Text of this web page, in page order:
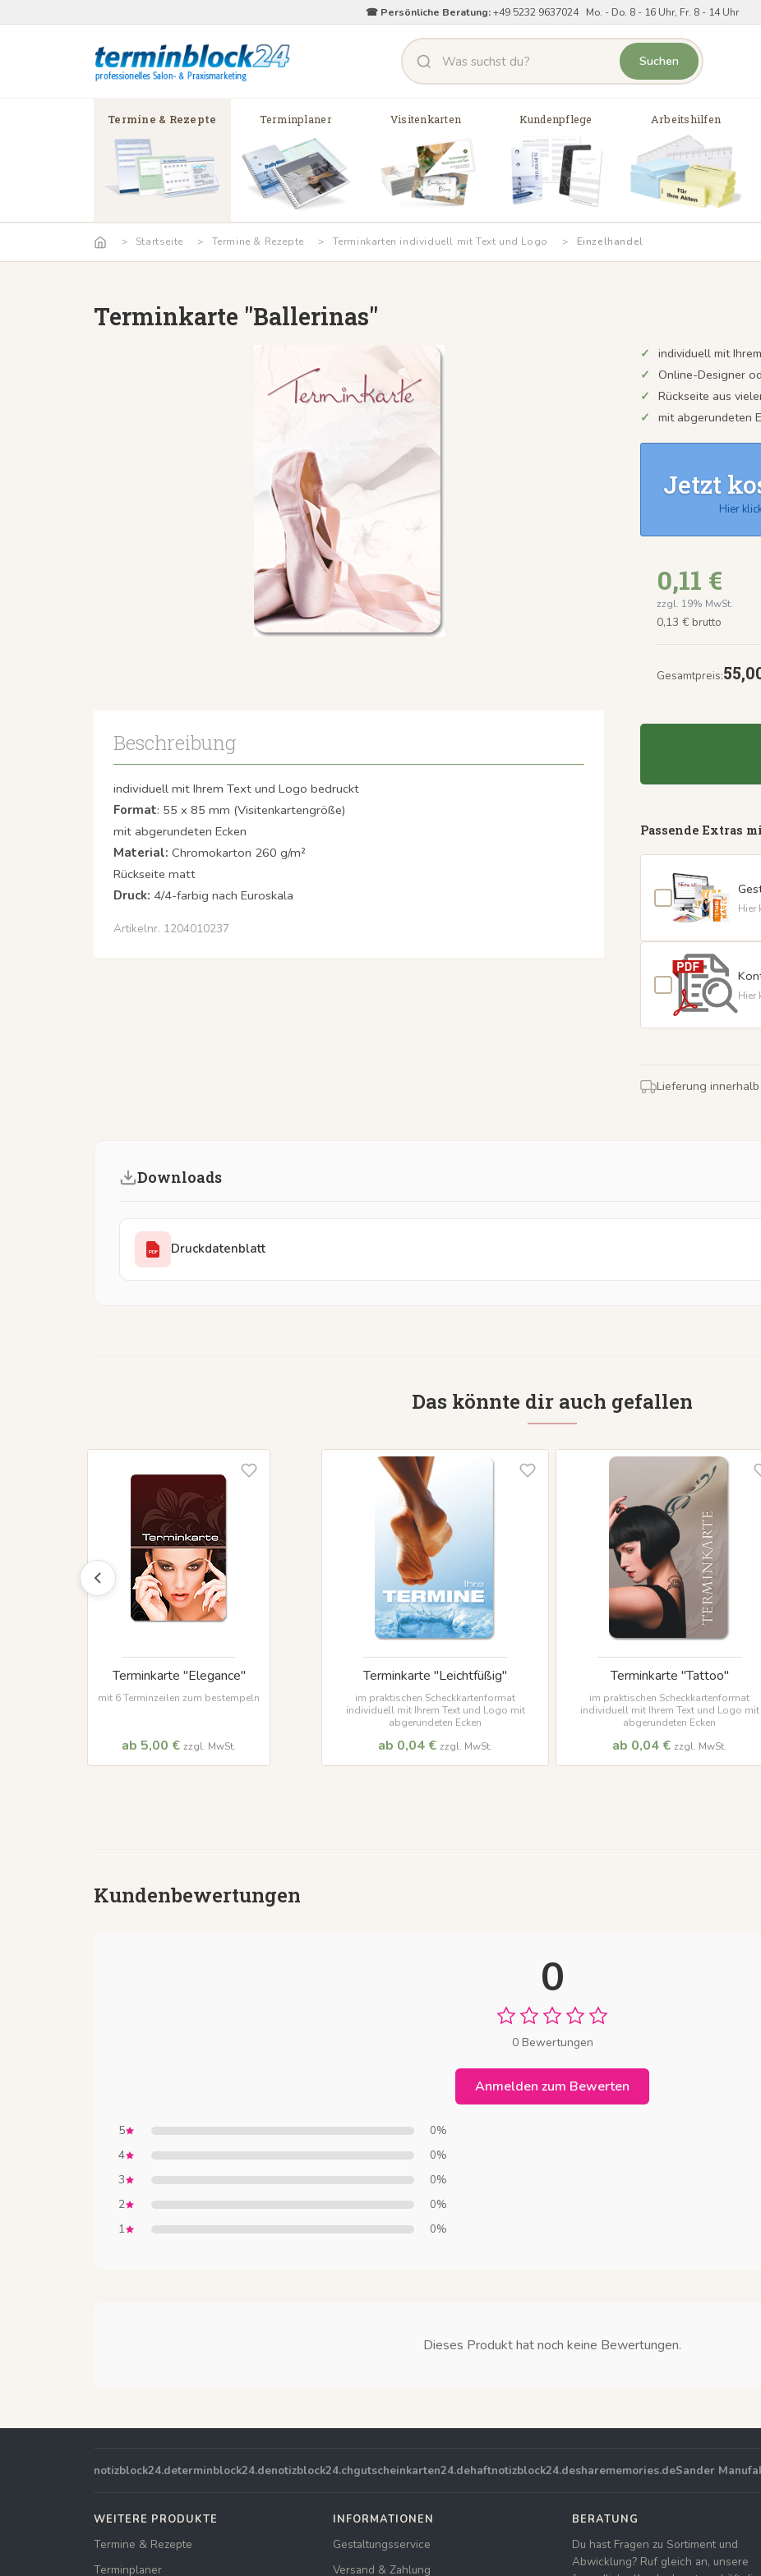
☎ Persönliche Beratung:+49 5232 9637024 Mo. - Do. 8 - 16 Uhr, Fr. 8 - 14 Uhr
Suchen
Termine & Rezepte Terminplaner Visitenkarten Kundenpflege Arbeitshilfen
Startseite Termine & Rezepte Terminkarten individuell mit Text und Logo Einzelhandel
Terminkarte "Ballerinas"
Beschreibung
individuell mit Ihrem Text und Logo bedruckt
Format: 55 x 85 mm (Visitenkartengröße)
mit abgerundeten Ecken
Material: Chromokarton 260 g/m²
Rückseite matt
Druck: 4/4-farbig nach Euroskala
Artikelnr. 1204010237
individuell mit
Online-Designer
Rückseite aus
mit abgerundeten
Jetzt
Hier
0,11 €
zzgl. 19% MwSt.
0,13 € brutto
Gesamtpreis:
Passende Extras
Hier
Hier
Lieferung
Downloads
PDF Druckdatenblatt
Das könnte dir auch gefallen
Terminkarte "Elegance"
mit 6 Terminzeilen zum bestempeln
ab 5,00 € zzgl. MwSt.
Terminkarte "Leichtfüßig"
im praktischen Scheckkartenformat
individuell mit Ihrem Text und Logo mit
abgerundeten Ecken
ab 0,04 € zzgl. MwSt.
Terminkarte "Tattoo"
im praktischen Scheckkartenformat
individuell mit Ihrem Text und Logo mit
abgerundeten Ecken
ab 0,04 € zzgl. MwSt.
Kundenbewertungen
0
0 Bewertungen
Anmelden zum Bewerten
5 0%
4 0%
3 0%
2 0%
1 0%
Dieses Produkt hat noch keine Bewertungen.
notizblock24.determinblock24.denotizblock24.chgutscheinkarten24.dehaftnotizblock24.desharememories.deSander
WEITERE PRODUKTE
Termine & Rezepte
Terminplaner
INFORMATIONEN
Gestaltungsservice
Versand & Zahlung
BERATUNG
Du hast Fragen zu Sortiment und
Abwicklung? Ruf gleich an, unsere